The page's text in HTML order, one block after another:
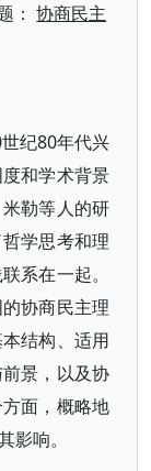
：协商民主
纪80年代兴
和学术背景
勒等人的研
学思考和理
系在一起。
协商民主理
结构、适用
景，以及协
面，概略地
影响。